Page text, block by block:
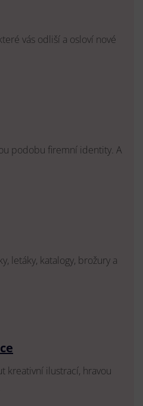
vás odliší a osloví nové
podobu firemní identity. A
letáky, katalogy, brožury a
kreativní ilustrací, hravou